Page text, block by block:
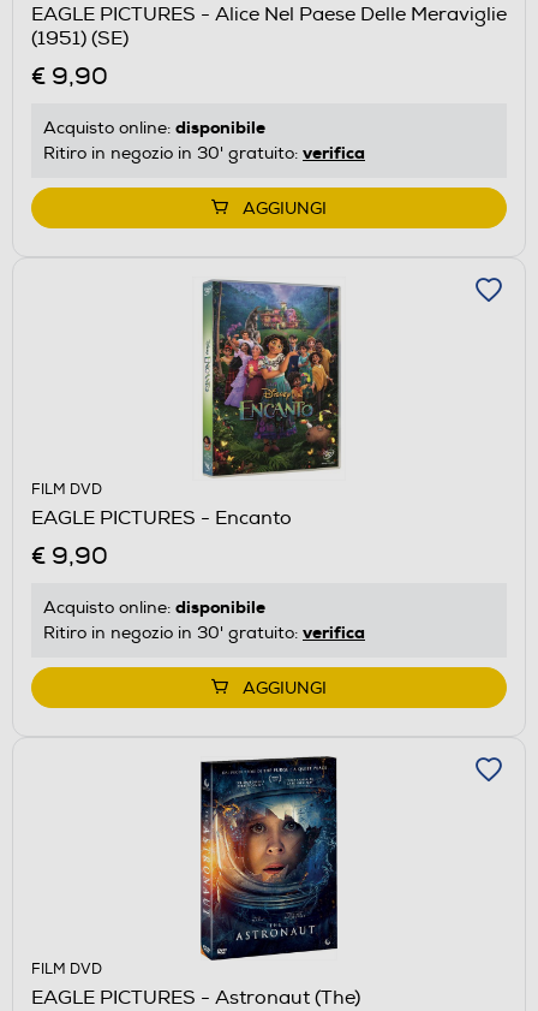
EAGLE PICTURES - Alice Nel Paese Delle Meraviglie
(1951) (SE)
€ 9,90
Acquisto online: disponibile
Ritiro in negozio in 30' gratuito: verifica
AGGIUNGI
FILM DVD
EAGLE PICTURES - Encanto
€ 9,90
Acquisto online: disponibile
Ritiro in negozio in 30' gratuito: verifica
AGGIUNGI
FILM DVD
EAGLE PICTURES - Astronaut (The)